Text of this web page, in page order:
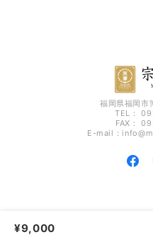
福岡県福岡市
TEL：
FAX：
E-mail：
福岡の念珠工房【宗像念珠】 -
商取引法に基づく表記
¥9,000